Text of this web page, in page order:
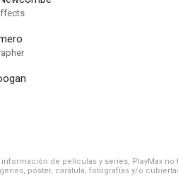
información de películas y series, PlayMax
póster, carátula, fotografías y/o